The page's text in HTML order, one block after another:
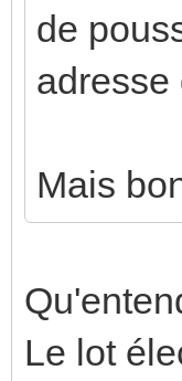
de
adresse
Mais
Le lot